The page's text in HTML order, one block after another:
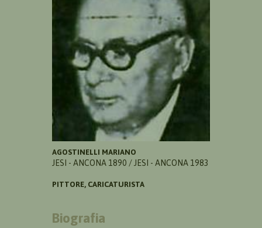
AGOSTINELLI MARIANO
JESI - ANCONA 1890 / JESI - ANCONA 1983
PITTORE, CARICATURISTA
Biografia